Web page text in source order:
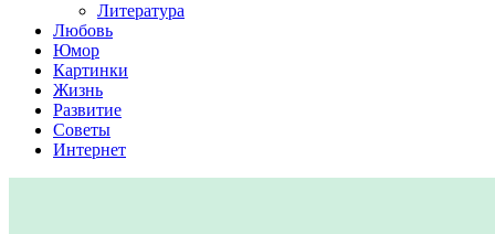
Литература
Любовь
Юмор
Картинки
Жизнь
Развитие
Советы
Интернет